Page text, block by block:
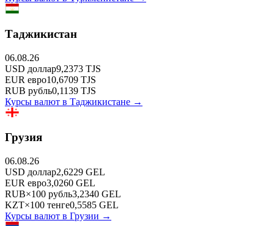
Таджикистан
06.08.26
USD доллар9,2373 TJS
EUR евро10,6709 TJS
RUB рубль0,1139 TJS
Курсы валют в Таджикистане →
Грузия
06.08.26
USD доллар2,6229 GEL
EUR евро3,0260 GEL
RUB×100 рубль3,2340 GEL
KZT×100 тенге0,5585 GEL
Курсы валют в Грузии →